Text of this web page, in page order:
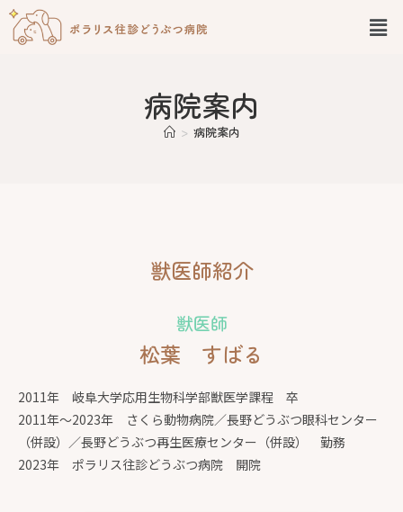
病院案内
> 病院案内
獣医師紹介
獣医師
松葉 すばる
2011年 岐阜大学応用生物科学部獣医学課程 卒
2011年〜2023年 さくら動物病院／長野どうぶつ眼科センター
（併設）／長野どうぶつ再生医療センター（併設） 勤務
2023年 ポラリス往診どうぶつ病院 開院